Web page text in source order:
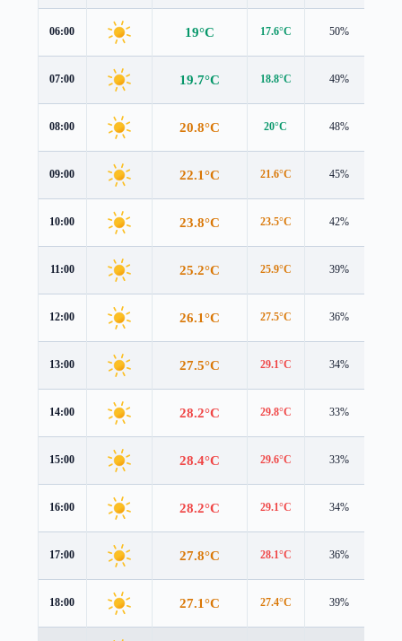
06:00 19°C 17.6°C 50%
07:00 19.7°C 18.8°C 49%
08:00 20.8°C 20°C 48%
09:00 22.1°C 21.6°C 45%
10:00 23.8°C 23.5°C 42%
11:00 25.2°C 25.9°C 39%
12:00 26.1°C 27.5°C 36%
13:00 27.5°C 29.1°C 34%
14:00 28.2°C 29.8°C 33%
15:00 28.4°C 29.6°C 33%
16:00 28.2°C 29.1°C 34%
17:00 27.8°C 28.1°C 36%
18:00 27.1°C 27.4°C 39%